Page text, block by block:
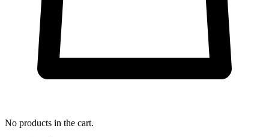
No products in the cart.